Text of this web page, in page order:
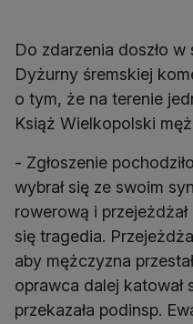
Do zdarzenia doszło w
Dyżurny śremskiej
o tym, że na terenie
Książ Wielkopolski
- Zgłoszenie
wybrał się ze swoim
rowerową i
się tragedia.
aby mężczyzna
oprawca dalej
przekazała podinsp.